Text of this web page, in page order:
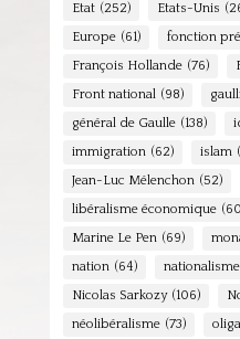
Etat (252) Etats-Unis
Europe (61) fonction
François Hollande (76)
Front national (98)
général de Gaulle (138)
immigration (62) islam
Jean-Luc Mélenchon (52)
libéralisme économique
Marine Le Pen (69)
nation (64) nationalisme
Nicolas Sarkozy (106)
néolibéralisme (73)